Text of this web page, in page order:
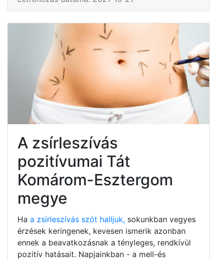
A zsírleszívás
pozitívumai Tát
Komárom-Esztergom
megye
Ha a zsírleszívás szót halljuk, sokunkban vegyes
érzések keringenek, kevesen ismerik azonban
ennek a beavatkozásnak a tényleges, rendkívül
pozitív hatásait. Napjainkban - a mell-és